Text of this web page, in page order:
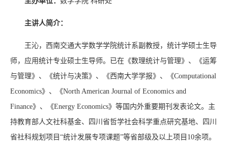
主讲人简介：
王沁，西南交通大学数学学院统计系副教授，统计学硕士生导
师，应用统计专业硕士生导师。已在《数理统计与管理》、《运筹
与管理》、《统计与决策》、《西南大学学报》、
《Computational
Economics》、《North American Journal of Economics and
Finance》、《Energy Economics》 等国内外重要期刊发表论文。主
持教育部人文社科基金、四川省哲学社会科学重点研究基地、四川
省社科规划项目“统计发展专项课题”等省部级及以上项目10余项。